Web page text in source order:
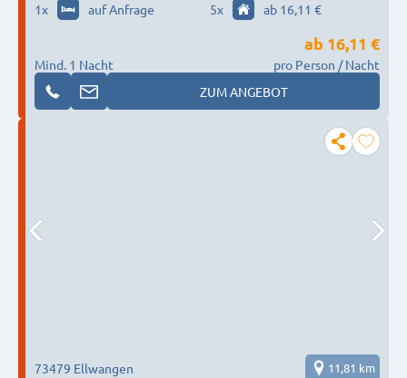
1x auf Anfrage 5x ab 16,11 €
Mind. 1 Nacht
ab 16,11 €
pro Person / Nacht
ZUM ANGEBOT
73479 Ellwangen 11,81 km